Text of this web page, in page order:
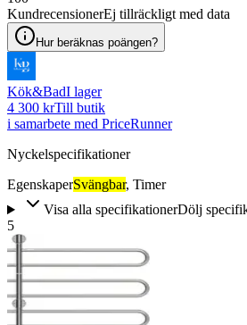
KundrecensionerEj tillräckligt med data
Hur beräknas poängen?
Kök&BadI lager
4 300 krTill butik
i samarbete med PriceRunner
Nyckelspecifikationer
EgenskaperSvängbar, Timer
Visa alla specifikationerDölj
5